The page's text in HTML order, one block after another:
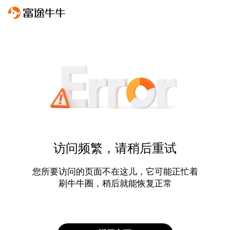
访问频繁，请稍后重试
您所要访问的页面不在这儿，它可能正忙着
刷牛牛圈，稍后就能恢复正常